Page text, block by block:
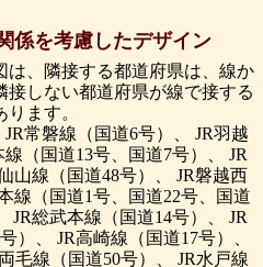
係を考慮したデザイン
、隣接する都道府県は、線か
接しない都道府県が線で接する
ます。
常磐線（国道6号）、 JR羽越
（国道13号、国道7号）、 JR
山線（国道48号）、 JR磐越西
線（国道1号、国道22号、国道
JR総武本線（国道14号）、 JR
）、 JR高崎線（国道17号）、
毛線（国道50号）、 JR水戸線